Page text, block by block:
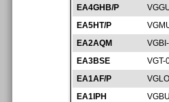
EA4GHB/P
EA5HT/P
EA2AQM
EA3BSE
VGT-
EA1AF/P
EA1IPH